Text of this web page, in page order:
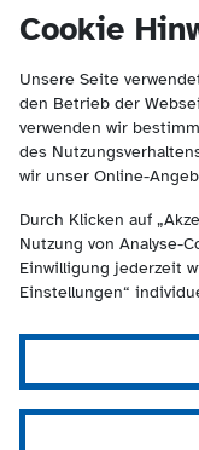
Cookie
Unsere Seite
den Betrieb der
verwenden wir
des
wir unser Online-
Durch Klicken auf
Nutzung von Analyse-
Einwilligung jederzeit
Einstellungen“